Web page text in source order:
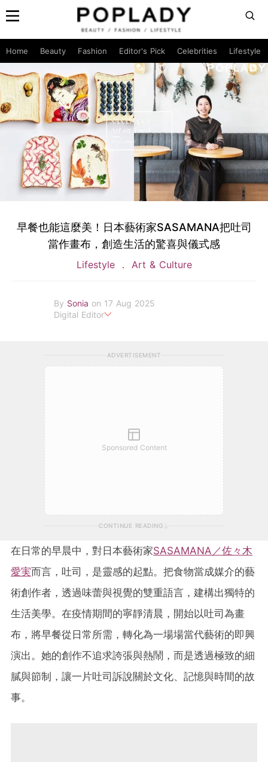
Home Beauty Fashion Editor's Pick Celebrities Lifestyle
早餐也能這麼美！日本藝術家SASAMANA把吐司
當作畫布，創造生活的驚喜與儀式感
Lifestyle Art & Culture
By Sonia on 17 Aug 2025
Digital Editor
ADVERTISEMENT
Sponsored Content
CONTINUE READING
在日常的早晨中，對日本藝術家SASAMANA／佐々木
愛実而言，吐司，是靈感的起點。把食物當成媒介的藝
術創作者，透過味蕾與視覺的雙重語言，建構出獨特的
生活美學。在疫情期間的寧靜清晨，開始以吐司為畫
布，將早餐從日常所需，轉化為一場場當代藝術的即興
演出。她的創作不追求誇張與熱鬧，而是透過極致的細
膩與節制，讓一片吐司訴說關於文化、記憶與時間的故
事。